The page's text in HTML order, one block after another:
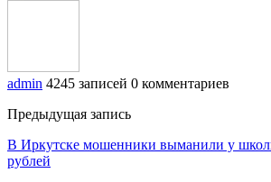
admin 4245 записей 0 комментариев
Предыдущая запись
В Иркутске мошенники выманили у
рублей